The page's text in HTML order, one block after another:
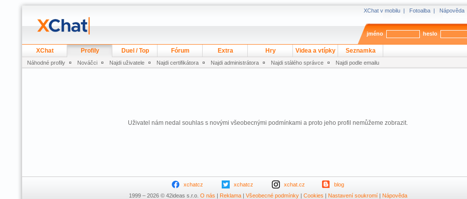
XChat v mobilu | Fotoalba | Nápověda
jméno heslo
XChat Profily Duel / Top Fórum Extra Hry Videa a vtípky Seznamka
Náhodné profily Nováčci Najdi uživatele Najdi certifikátora Najdi administrátora Najdi stálého správce Najdi podle emailu
Uživatel nám nedal souhlas s novými všeobecnými podmínkami a proto jeho profil nemůžeme zobrazit.
xchatcz xchatcz xchat.cz
blog
1999 – 2026 © 42ideas s.r.o. O nás | Reklama| Všeobecné podmínky| Cookies | Nastavení soukromí| Nápověda